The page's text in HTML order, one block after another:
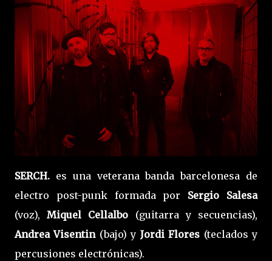
SERCH. es una veterana banda barcelonesa de
electro post-punk formada por Sergio Salesa
(voz),Miquel Cellalbo (guitarra y secuencias),
Andrea Visentin(bajo) y Jordi Flores (teclados y
percusiones electrónicas).